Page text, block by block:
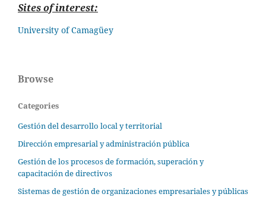
Sites of interest:
University of Camagüey
Browse
Categories
Gestión del desarrollo local y territorial
Dirección empresarial y administración pública
Gestión de los procesos de formación, superación y
capacitación de directivos
Sistemas de gestión de organizaciones empresariales y públicas